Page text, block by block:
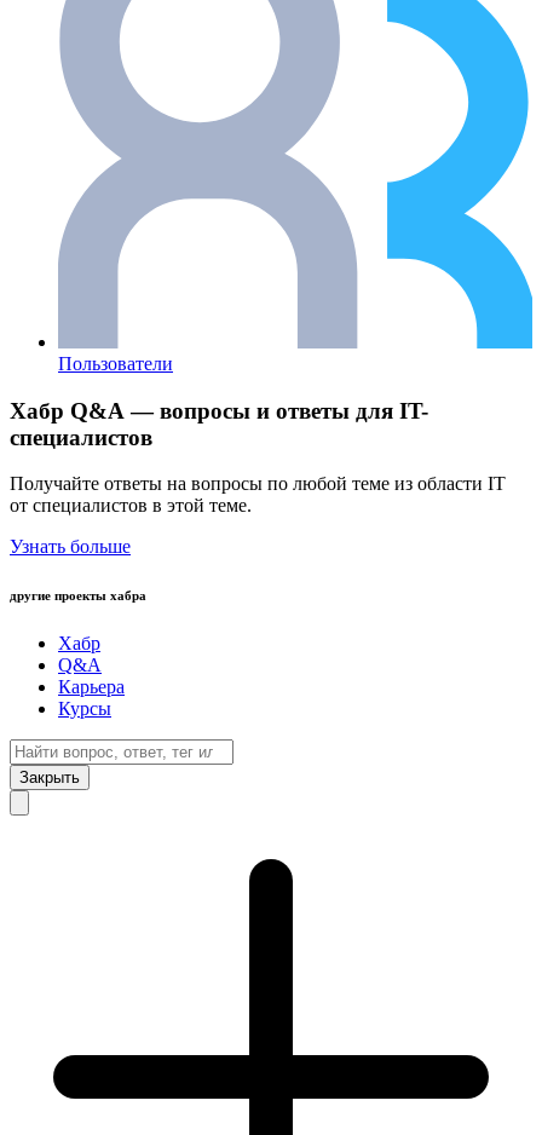
Пользователи
Хабр Q&A — вопросы и ответы для IT-
специалистов
Получайте ответы на вопросы по любой теме из области IT
от специалистов в этой теме.
Узнать больше
другие проекты хабра
Хабр
Q&A
Карьера
Курсы
Закрыть